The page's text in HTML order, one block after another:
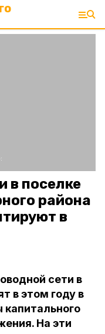
в поселке
района
в
сети в
в этом году в
На эти